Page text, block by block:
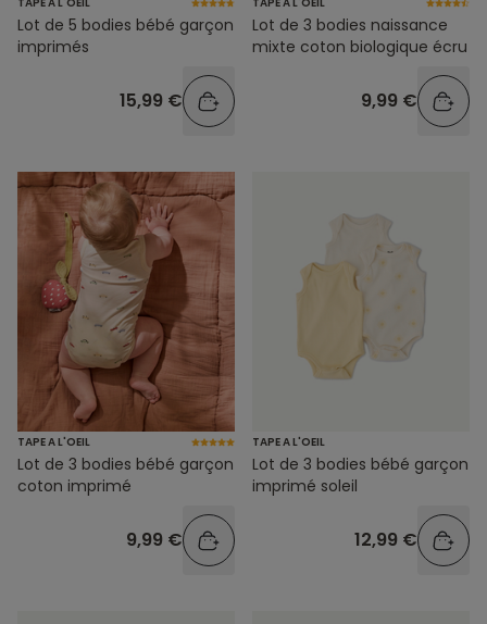
Lot de 5 bodies bébé garçon
imprimés
15,99 €
Lot de 3 bodies naissance
mixte coton biologique écru
9,99 €
TAPE A L'OEIL
Lot de 3 bodies bébé garçon
coton imprimé
9,99 €
TAPE A L'OEIL
Lot de 3 bodies bébé garçon
imprimé soleil
12,99 €